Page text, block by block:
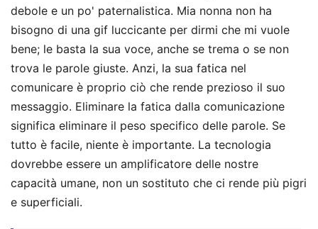
debole e un po' paternalistica. Mia nonna non ha
bisogno di una gif luccicante per dirmi che mi vuole
bene; le basta la sua voce, anche se trema o se non
trova le parole giuste. Anzi, la sua fatica nel
comunicare è proprio ciò che rende prezioso il suo
messaggio. Eliminare la fatica dalla comunicazione
significa eliminare il peso specifico delle parole. Se
tutto è facile, niente è importante. La tecnologia
dovrebbe essere un amplificatore delle nostre
capacità umane, non un sostituto che ci rende più pigri
e superficiali.